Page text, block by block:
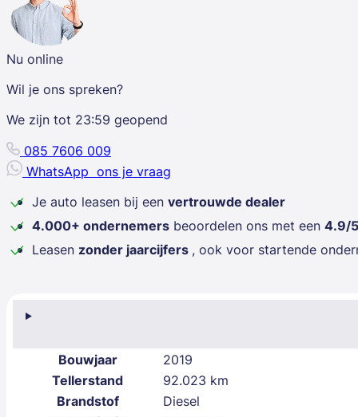
Bouwjaar
2019
Tellerstand
92.023 km
Brandstof
Diesel
Nu online
Wil je ons spreken?
We zijn tot 23:59 geopend
085 7606 009
WhatsApp ons je vraag
Je auto leasen bij een vertrouwde dealer
4.000+ ondernemers beoordelen ons met een 4.9/5
Leasen zonder jaarcijfers , ook voor startende